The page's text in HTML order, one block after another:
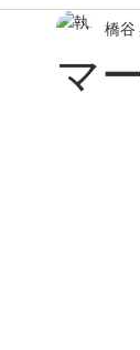
インテリアコー
マ
橋谷